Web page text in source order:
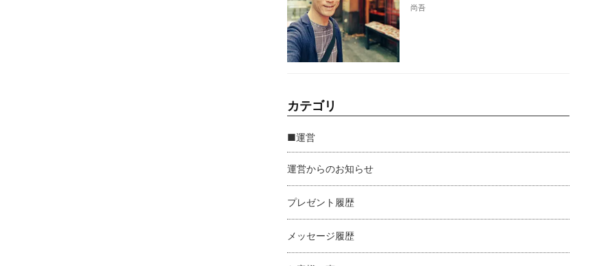
尚吾
カテゴリ
■運営
運営からのお知らせ
プレゼント履歴
メッセージ履歴